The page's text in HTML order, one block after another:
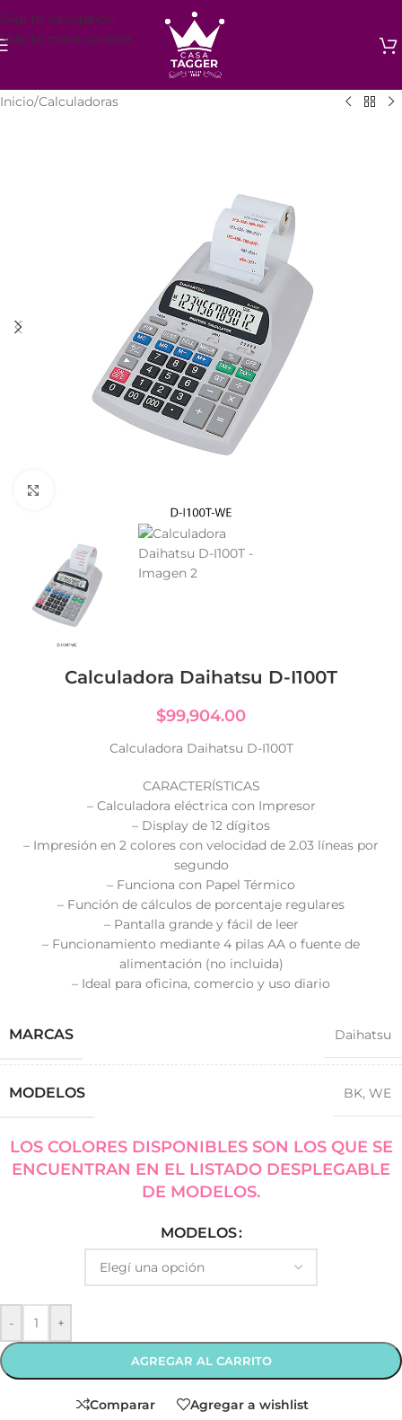
Skip to navigation
Skip to main content
Inicio/Calculadoras
Calculadora Daihatsu D-I100T
$99,904.00
Calculadora Daihatsu D-I100T
CARACTERÍSTICAS
– Calculadora eléctrica con Impresor
– Display de 12 dígitos
– Impresión en 2 colores con velocidad de 2.03 líneas por
segundo
– Funciona con Papel Térmico
– Función de cálculos de porcentaje regulares
– Pantalla grande y fácil de leer
– Funcionamiento mediante 4 pilas AA o fuente de
alimentación (no incluida)
– Ideal para oficina, comercio y uso diario
MARCAS Daihatsu
MODELOS BK, WE
LOS COLORES DISPONIBLES SON LOS QUE SE
ENCUENTRAN EN EL LISTADO DESPLEGABLE
DE MODELOS.
MODELOS
- +
AGREGAR AL CARRITO
Comparar Agregar a wishlist